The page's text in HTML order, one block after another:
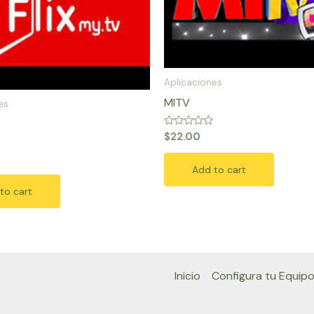
cart
Aplicaciones
MITV
Rated
0
out
$22.00
Add to cart
Inicio Configura tu Equipo